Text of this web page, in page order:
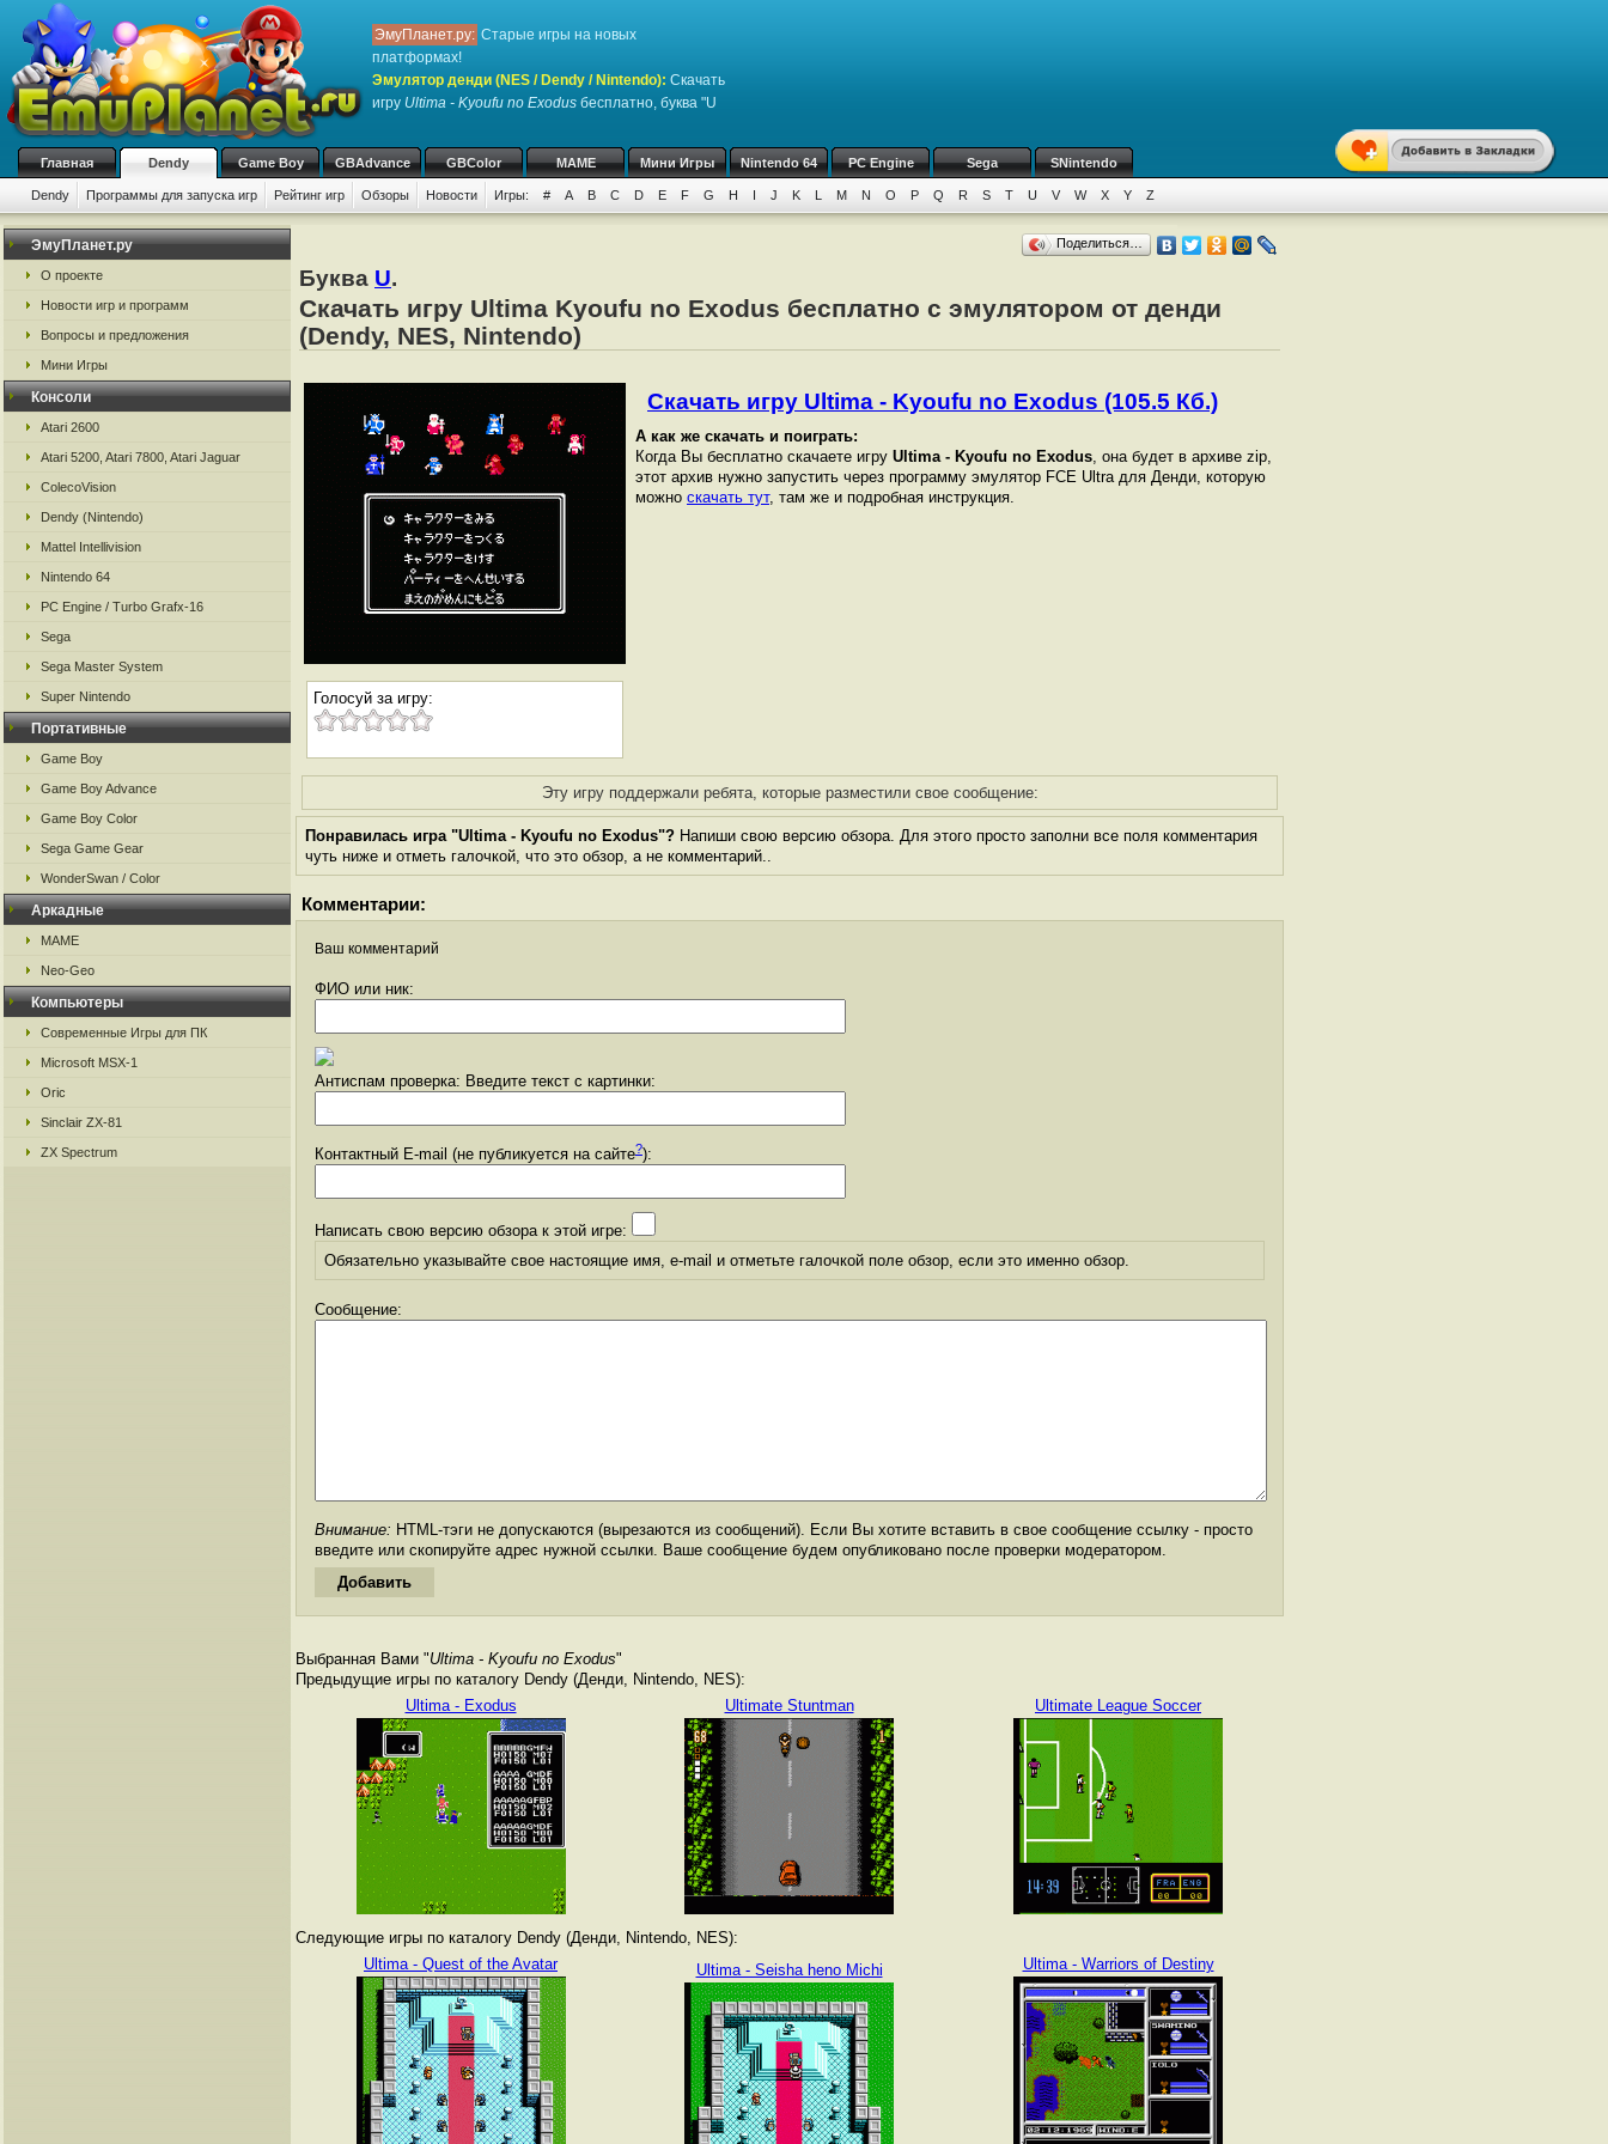
ЭмуПланет.ру: Старые игры на новых
платформах!
Эмулятор денди (NES / Dendy / Nintendo): Скачать
игру Ultima - Kyoufu no Exodus бесплатно, буква "U
Главная Dendy Game Boy GBAdvance GBColor MAME Мини Игры Nintendo 64 PC Engine Sega SNintendo
Dendy Программы для запуска игр Рейтинг игр Обзоры Новости Игры: # A B C D E F G H I J K L M N O P Q R S T U V W X Y Z
ЭмуПланет.ру
О проекте
Новости игр и программ
Вопросы и предложения
Мини Игры
Консоли
Atari 2600
Atari 5200, Atari 7800, Atari Jaguar
ColecoVision
Dendy (Nintendo)
Mattel Intellivision
Nintendo 64
PC Engine / Turbo Grafx-16
Sega
Sega Master System
Super Nintendo
Портативные
Game Boy
Game Boy Advance
Game Boy Color
Sega Game Gear
WonderSwan / Color
Аркадные
MAME
Neo-Geo
Компьютеры
Современные Игры для ПК
Microsoft MSX-1
Oric
Sinclair ZX-81
ZX Spectrum
Поделиться…
Буква U.
Скачать игру Ultima Kyoufu no Exodus бесплатно с эмулятором от денди
(Dendy, NES, Nintendo)
Голосуй за игру:
Скачать игру Ultima - Kyoufu no Exodus (105.5 Кб.)
А как же скачать и поиграть:
Когда Вы бесплатно скачаете игру Ultima - Kyoufu no Exodus, она будет в архиве zip,
этот архив нужно запустить через программу эмулятор FCE Ultra для Денди, которую
можно скачать тут, там же и подробная инструкция.
Эту игру поддержали ребята, которые разместили свое сообщение:
Понравилась игра "Ultima - Kyoufu no Exodus"? Напиши свою версию обзора. Для этого просто заполни все поля комментария
чуть ниже и отметь галочкой, что это обзор, а не комментарий..
Комментарии:
Ваш комментарий
ФИО или ник:
Антиспам проверка: Введите текст с картинки:
Контактный E-mail (не публикуется на сайте?):
Написать свою версию обзора к этой игре:
Обязательно указывайте свое настоящие имя, e-mail и отметьте галочкой поле обзор, если это именно обзор.
Сообщение:
Внимание: HTML-тэги не допускаются (вырезаются из сообщений). Если Вы хотите вставить в свое сообщение ссылку - просто
введите или скопируйте адрес нужной ссылки. Ваше сообщение будем опубликовано после проверки модератором.
Выбранная Вами "Ultima - Kyoufu no Exodus"
Предыдущие игры по каталогу Dendy (Денди, Nintendo, NES):
Ultima - Exodus
Ultimate Stuntman Ultimate League Soccer
Следующие игры по каталогу Dendy (Денди, Nintendo, NES):
Ultima - Quest of the Avatar
Ultima - Seisha heno Michi Ultima - Warriors of Destiny